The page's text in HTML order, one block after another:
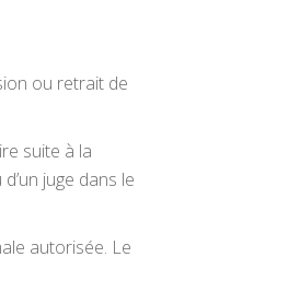
ou retrait de
suite à la
juge dans le
autorisée. Le